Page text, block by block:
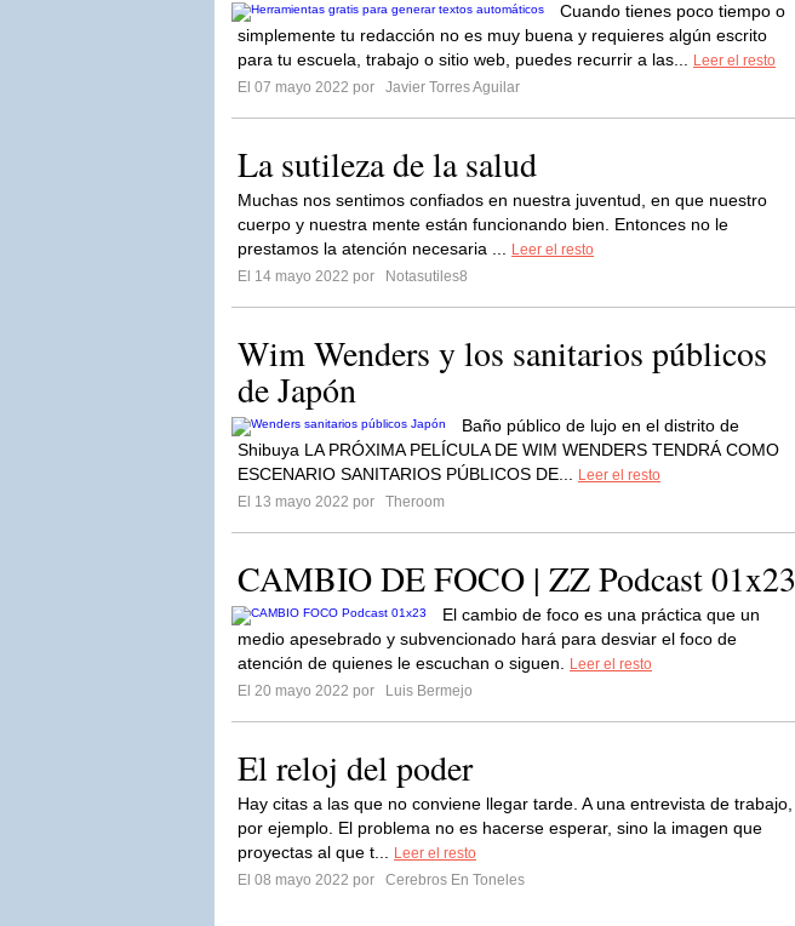
Cuando tienes poco tiempo o
simplemente tu redacción no es muy buena y requieres algún escrito
para tu escuela, trabajo o sitio web, puedes recurrir a las...
Leer el resto
El 07 mayo 2022 por
Javier Torres Aguilar
La sutileza de la salud
Muchas nos sentimos confiados en nuestra juventud, en que nuestro
cuerpo y nuestra mente están funcionando bien. Entonces no le
prestamos la atención necesaria ...
Leer el resto
El 14 mayo 2022 por
Notasutiles8
Wim Wenders y los sanitarios públicos
de Japón
Baño público de lujo en el distrito de
Shibuya LA PRÓXIMA PELÍCULA DE WIM WENDERS TENDRÁ COMO
ESCENARIO SANITARIOS PÚBLICOS DE...
Leer el resto
El 13 mayo 2022 por
Theroom
CAMBIO DE FOCO | ZZ Podcast 01x23
El cambio de foco es una práctica que un
medio apesebrado y subvencionado hará para desviar el foco de
atención de quienes le escuchan o siguen.
Leer el resto
El 20 mayo 2022 por
Luis Bermejo
El reloj del poder
Hay citas a las que no conviene llegar tarde. A una entrevista de trabajo,
por ejemplo. El problema no es hacerse esperar, sino la imagen que
proyectas al que t...
Leer el resto
El 08 mayo 2022 por
Cerebros En Toneles